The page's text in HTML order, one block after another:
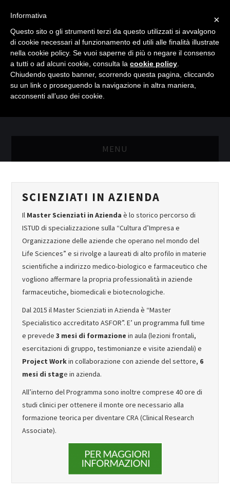
MENU
MASTER MARKETING & RETAIL
SCIENZIATI IN AZIENDA
MASTER IN FOOD & BEVERAGE
GIURISTI IN AZIENDA
TUTTI
SCIENZIATI IN AZIENDA
Il Master Scienziati in Azienda è lo storico percorso di
ISTUD di specializzazione sulla “Cultura d’Impresa e
Organizzazione delle aziende che operano nel mondo del
Life Sciences” e si rivolge a laureati di alto profilo in materie
scientifiche a indirizzo medico-biologico e farmaceutico che
vogliono affermare la propria professionalità in aziende
farmaceutiche, biomedicali e biotecnologiche.
Dal 2015 il Master Scienziati in Azienda è “Master
Specialistico accreditato ASFOR”. E’ un programma full time
e prevede3 mesi di formazione in aula (lezioni frontali,
esercitazioni di gruppo, testimonianze e visite aziendali) e
Project Workin collaborazione con aziende del settore, 6
mesi di stage in azienda.
All’interno del Programma sono inoltre comprese 40 ore di
studi clinici per ottenere il monte ore necessario alla
formazione teorica per diventare CRA (Clinical Research
Associate).
×
Informativa
Questo sito o gli strumenti terzi da questo utilizzati si avvalgono
di cookie necessari al funzionamento ed utili alle finalità illustrate
nella cookie policy. Se vuoi saperne di più o negare il consenso
a tutti o ad alcuni cookie, consulta la cookie policy
Chiudendo questo banner, scorrendo questa pagina, cliccando
su un link o proseguendo la navigazione in altra maniera,
acconsenti all’uso dei cookie.